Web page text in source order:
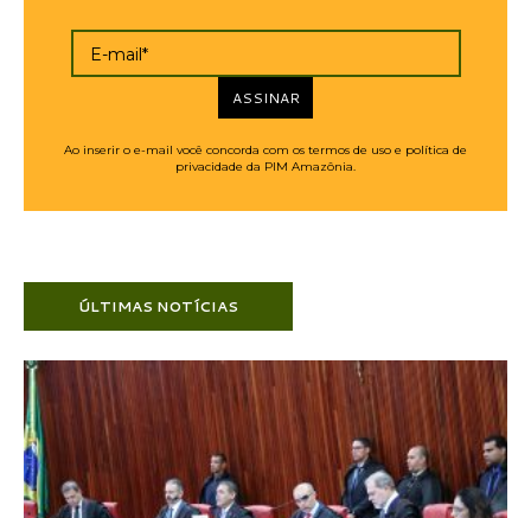
E-mail*
ASSINAR
Ao inserir o e-mail você concorda com os termos de uso e política de
privacidade da PIM Amazônia.
ÚLTIMAS NOTÍCIAS